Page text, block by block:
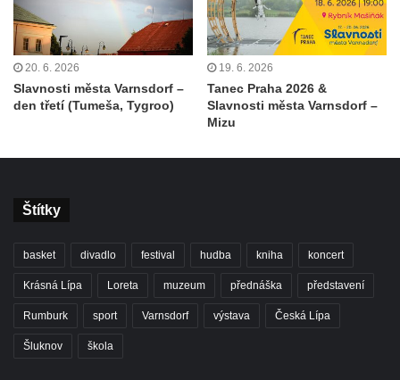
20. 6. 2026
Slavnosti města Varnsdorf –
den třetí (Tumeša, Tygroo)
19. 6. 2026
Tanec Praha 2026 &
Slavnosti města Varnsdorf –
Mizu
Štítky
basket divadlo festival hudba kniha koncert
Krásná Lípa Loreta muzeum přednáška představení
Rumburk sport Varnsdorf výstava Česká Lípa
Šluknov škola